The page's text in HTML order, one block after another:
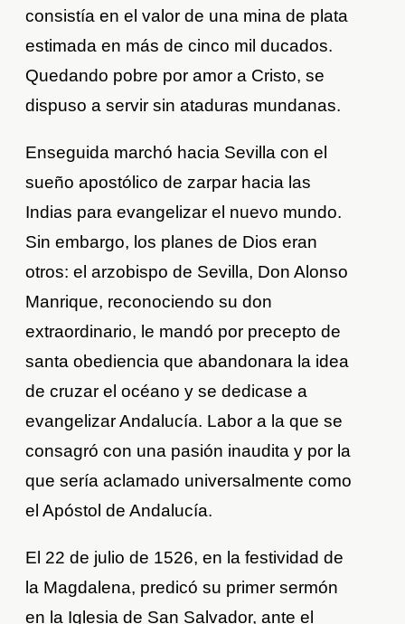
consistía en el valor de una mina de plata
estimada en más de cinco mil ducados.
Quedando pobre por amor a Cristo, se
dispuso a servir sin ataduras mundanas.
Enseguida marchó hacia Sevilla con el
sueño apostólico de zarpar hacia las
Indias para evangelizar el nuevo mundo.
Sin embargo, los planes de Dios eran
otros: el arzobispo de Sevilla, Don Alonso
Manrique, reconociendo su don
extraordinario, le mandó por precepto de
santa obediencia que abandonara la idea
de cruzar el océano y se dedicase a
evangelizar Andalucía. Labor a la que se
consagró con una pasión inaudita y por la
que sería aclamado universalmente como
el Apóstol de Andalucía.
El 22 de julio de 1526, en la festividad de
la Magdalena, predicó su primer sermón
en la Iglesia de San Salvador, ante el